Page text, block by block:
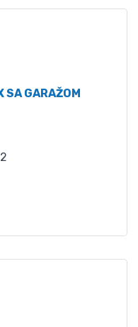
SA GARAŽOM